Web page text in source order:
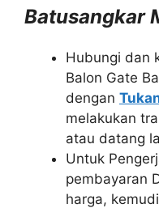
Batusangkar
Hubungi dan
Balon Gate
dengan
melakukan
atau datang
Untuk
pembayaran
harga,